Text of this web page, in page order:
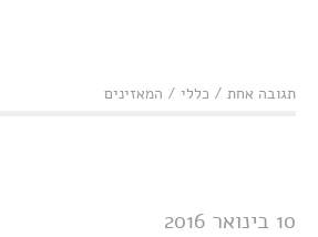
תגובה אחת / כללי / המאזינים
10 בינואר 2016